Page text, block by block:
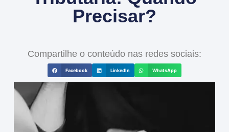
Precisar?
Compartilhe o conteúdo nas redes sociais:
Facebook LinkedIn WhatsApp